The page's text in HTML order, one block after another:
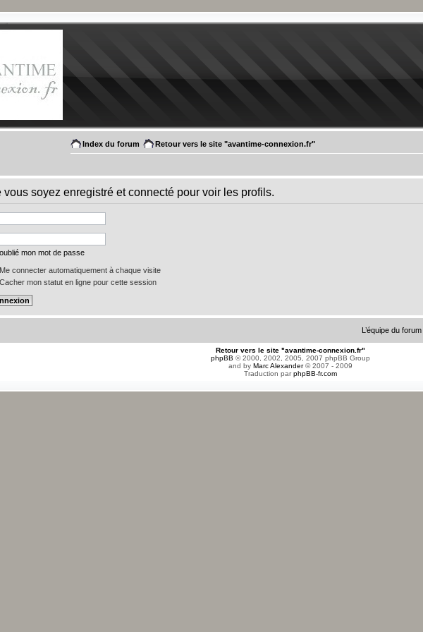
Index du forum Retour vers le site "avantime-connexion.fr"
vous soyez enregistré et connecté pour voir les profils.
oublié mon mot de passe
Me connecter automatiquement à chaque visite
Cacher mon statut en ligne pour cette session
L’équipe du forum
Retour vers le site "avantime-connexion.fr"
phpBB © 2000, 2002, 2005, 2007 phpBB Group
and by Marc Alexander© 2007 - 2009
Traduction parphpBB-fr.com